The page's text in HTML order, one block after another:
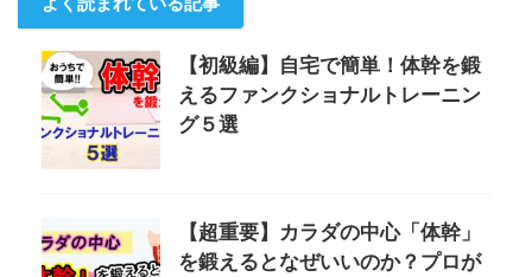
【初級編】自宅で簡単！体幹を鍛
えるファンクショナルトレーニン
グ５選
【超重要】カラダの中心「体幹」
を鍛えるとなぜいいのか？プロが